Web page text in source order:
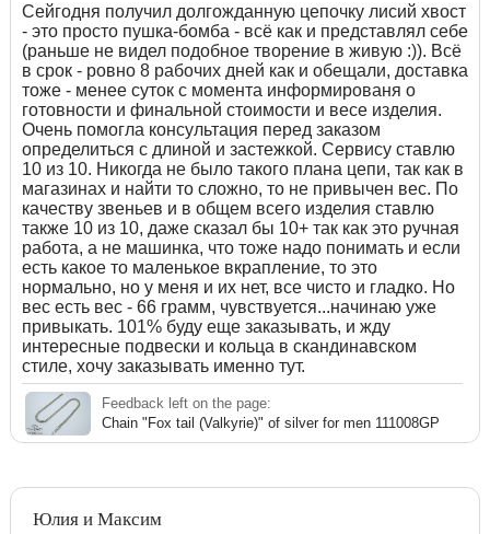
Сейгодня получил долгожданную цепочку лисий хвост
- это просто пушка-бомба - всё как и представлял себе
(раньше не видел подобное творение в живую :)). Всё
в срок - ровно 8 рабочих дней как и обещали, доставка
тоже - менее суток с момента информированя о
готовности и финальной стоимости и весе изделия.
Очень помогла консультация перед заказом
определиться с длиной и застежкой. Сервису ставлю
10 из 10. Никогда не было такого плана цепи, так как в
магазинах и найти то сложно, то не привычен вес. По
качеству звеньев и в общем всего изделия ставлю
также 10 из 10, даже сказал бы 10+ так как это ручная
работа, а не машинка, что тоже надо понимать и если
есть какое то маленькое вкрапление, то это
нормально, но у меня и их нет, все чисто и гладко. Но
вес есть вес - 66 грамм, чувствуется...начинаю уже
привыкать. 101% буду еще заказывать, и жду
интересные подвески и кольца в скандинавском
стиле, хочу заказывать именно тут.
Feedback left on the page:
Chain "Fox tail (Valkyrie)" of silver for men 111008GP
Юлия и Максим